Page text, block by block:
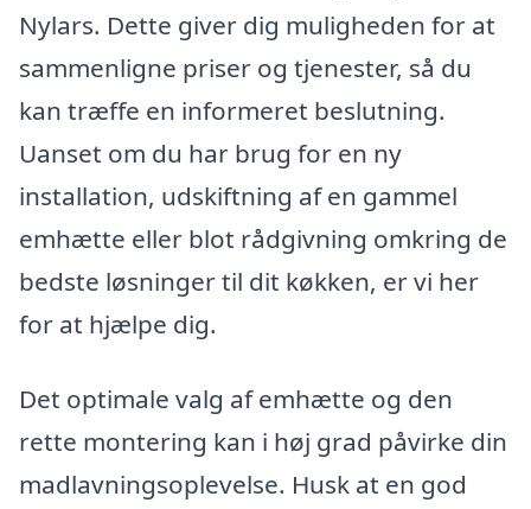
Nylars. Dette giver dig muligheden for at
sammenligne priser og tjenester, så du
kan træffe en informeret beslutning.
Uanset om du har brug for en ny
installation, udskiftning af en gammel
emhætte eller blot rådgivning omkring de
bedste løsninger til dit køkken, er vi her
for at hjælpe dig.
Det optimale valg af emhætte og den
rette montering kan i høj grad påvirke din
madlavningsoplevelse. Husk at en god